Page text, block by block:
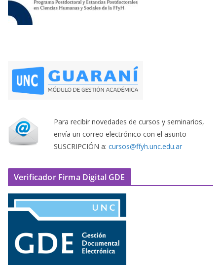
Para recibir novedades de cursos y seminarios,
envía un correo electrónico con el asunto
SUSCRIPCIÓN a: cursos@ffyh.unc.edu.ar
Verificador Firma Digital GDE